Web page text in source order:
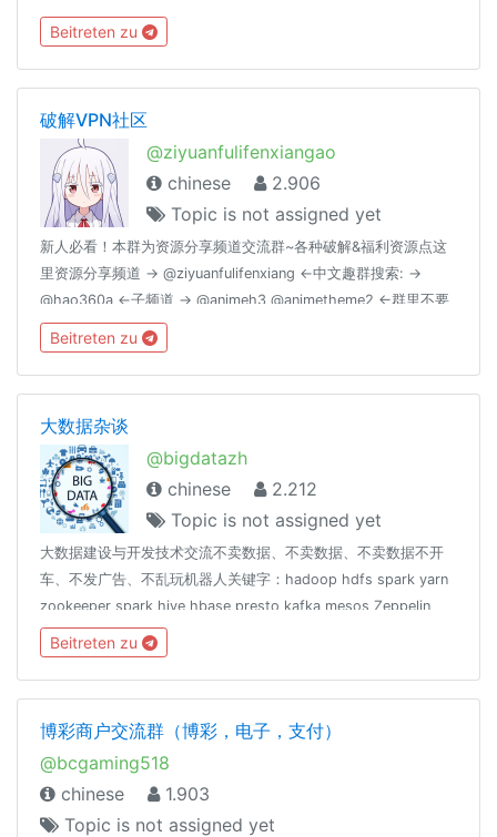
https://hackmd.io/s/B1EXFDtxZ
Beitreten zu
破解VPN社区
@ziyuanfulifenxiangao
chinese
2.906
Topic is not assigned yet
新人必看！本群为资源分享频道交流群~各种破解&福利资源点这
里资源分享频道 → @ziyuanfulifenxiang ←中文趣群搜索: →
@hao360a ←子频道 → @animeh3 @animetheme2 ←群里不要
发政治言论哦,此为技术交流群（做新时代青年,社会主义接班人，
德治体美劳全面发展）#Groupregulation 群里不要发有关黄赌毒
的东西点击下载简体中文语言包~：
Beitreten zu
大数据杂谈
@bigdatazh
chinese
2.212
Topic is not assigned yet
大数据建设与开发技术交流不卖数据、不卖数据、不卖数据不开
车、不发广告、不乱玩机器人关键字：hadoop hdfs spark yarn
zookeeper spark hive hbase presto kafka mesos Zeppelin
scala java python r 数仓 数据仓库如有误ban，可联系
@cxzQOTP @iseki_w友情联盟： @coderzh
Beitreten zu
博彩商户交流群（博彩，电子，支付）
@bcgaming518
chinese
1.903
Topic is not assigned yet